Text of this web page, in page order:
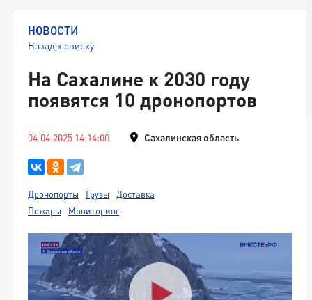
НОВОСТИ
Назад к списку
На Сахалине к 2030 году
появятся 10 дронопортов
04.04.2025 14:14:00 Сахалинская область
Дронопорты Грузы
Доставка
Пожары
Мониторинг